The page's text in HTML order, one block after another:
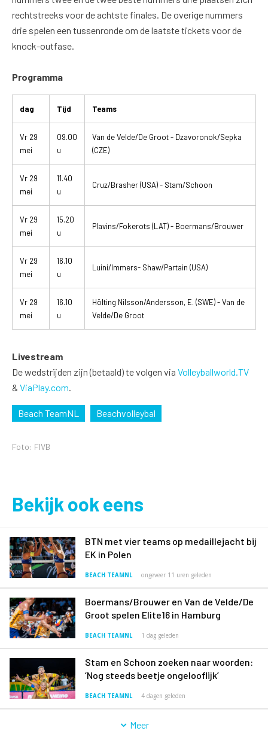
rechtstreeks voor de achtste finales. De overige nummers
drie spelen een tussenronde om de laatste tickets voor de
knock-outfase.
Programma
dag Tijd Teams
Vr 29
mei
09.00
u
Van de Velde/De Groot - Dzavoronok/Sepka
(CZE)
Vr 29
mei
11.40
u
Cruz/Brasher (USA) - Stam/Schoon
Vr 29
mei
15.20
u
Plavins/Fokerots (LAT) - Boermans/Brouwer
Vr 29
mei
16.10
u
Luini/Immers- Shaw/Partain (USA)
Vr 29
mei
16.10
u
Hölting Nilsson/Andersson, E. (SWE) - Van de
Velde/De Groot
Livestream
De wedstrijden zijn (betaald) te volgen via Volleyballworld.TV
& ViaPlay.com.
Beach TeamNL Beachvolleybal
Foto: FIVB
Bekijk ook eens
BTN met vier teams op medaillejacht bij
EK in Polen
BEACH TEAMNL ongeveer 11 uren geleden
Boermans/Brouwer en Van de Velde/De
Groot spelen Elite16 in Hamburg
BEACH TEAMNL 1 dag geleden
Stam en Schoon zoeken naar woorden:
‘Nog steeds beetje ongelooflijk’
BEACH TEAMNL 4 dagen geleden
Meer